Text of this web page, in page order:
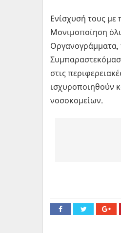
Ενίσχυσή τους
Μονιμοποίηση
Οργανογράμματα,
στις
ισχυροποιηθούν
νοσοκομείων.